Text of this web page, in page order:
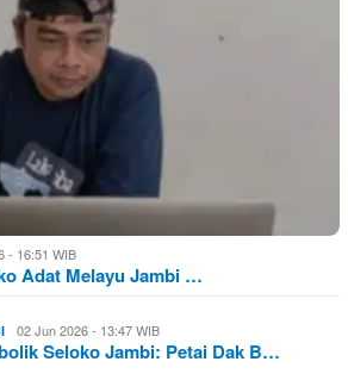
- 16:51 WIB
Adat Melayu Jambi …
02 Jun 2026 - 13:47 WIB
Seloko Jambi: Petai Dak B…